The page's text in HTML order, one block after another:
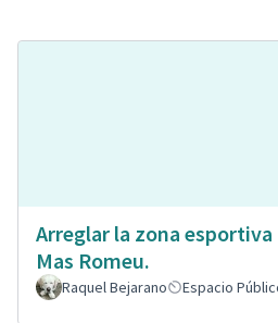
Arreglar la zona
Mas Romeu.
Raquel Bejarano Espacio